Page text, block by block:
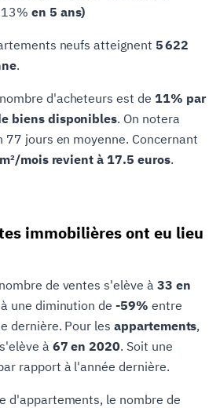
en 5 ans)
neufs atteignent 5 622
.
d'acheteurs est de 11% par
biens disponibles. On notera
77 jours en moyenne. Concernant
mois revient à 17.5 euros.
immobilières ont eu lieu
de ventes s'elève à 33 en
une diminution de-59% entre
dernière. Pour les appartements,
à 67 en 2020. Soit une
rapport à l'année dernière.
d'appartements, le nombre de